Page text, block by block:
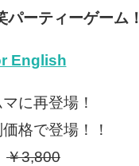
ーティーゲーム！
English
に再登場！
格で登場！！
￥3,800